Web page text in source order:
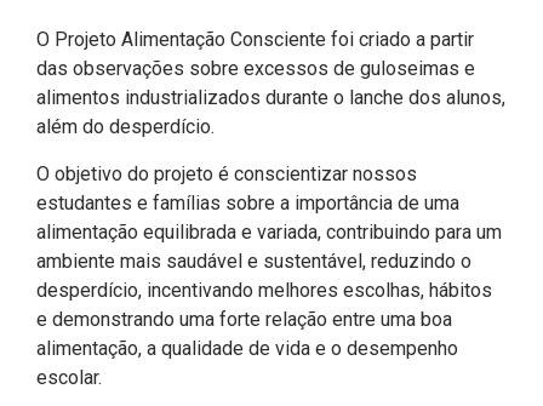
O Projeto Alimentação Consciente foi criado a partir
das observações sobre excessos de guloseimas e
alimentos industrializados durante o lanche dos alunos,
além do desperdício.
O objetivo do projeto é conscientizar nossos
estudantes e famílias sobre a importância de uma
alimentação equilibrada e variada, contribuindo para um
ambiente mais saudável e sustentável, reduzindo o
desperdício, incentivando melhores escolhas, hábitos
e demonstrando uma forte relação entre uma boa
alimentação, a qualidade de vida e o desempenho
escolar.